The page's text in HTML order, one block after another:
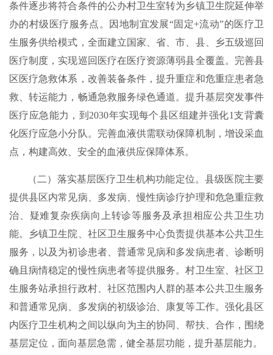
条件逐步将符合条件的公办村卫生室转为乡镇卫生院延伸举
办的村级医疗服务点。因地制宜发展“固定+流动”的医疗卫
生服务供给模式，全面建立国家、省、市、县、乡五级巡回
医疗制度，实现巡回医疗在医疗资源薄弱县全覆盖。完善县
区医疗急救体系，改善装备条件，提升重症和危重症患者急
救、转运能力，畅通急救服务绿色通道。提升基层突发事件
医疗应急能力，到2030年实现每个县区组建并强化1支背囊
化医疗应急小分队。完善血液供需联动保障机制，增设采血
点，构建高效、安全的血液供应保障体系。
（二）落实基层医疗卫生机构功能定位。县级医院主要
提供县区内常见病、多发病、慢性病诊疗护理和危急重症救
治、疑难复杂疾病向上转诊等服务及承担相应公共卫生功
能。乡镇卫生院、社区卫生服务中心负责提供基本公共卫生
服务，以及为初诊患者、普通常见病和多发病患者、诊断明
确且病情稳定的慢性病患者等提供服务。村卫生室、社区卫
生服务站承担行政村、社区范围内人群的基本公共卫生服务
和普通常见病、多发病的初级诊治、康复等工作。强化县区
内医疗卫生机构之间以纵向为主的协同、帮扶、合作，围绕
基层定位，面向基层急需，健全基层功能，提升基层能力。